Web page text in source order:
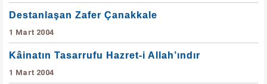
Destanlaşan Zafer Çanakkale
1 Mart 2004
Kâinatın Tasarrufu Hazret-i Allah’ındır
1 Mart 2004